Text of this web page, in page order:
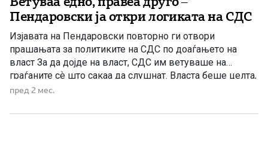
Пендаровски ја откри логиката на СДС
Изјавата на Пендаровски повторно ги отвори
прашањата за политиките на СДС по доаѓањето на
власт За да дојде на власт, СДС им ветуваше на
граѓаните сѐ што сакаа да слушнат. Власта беше целта,
а Македонија честопати ја плаќаше цената.
едно телевизиско интервју откри политичка логика
пред 2 мес.